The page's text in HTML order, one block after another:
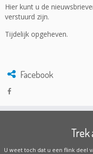
Hier kunt u de
verstuurd zijn.
Tijdelijk opgeheven.
Facebook
Trek
U weet toch dat u een flink deel